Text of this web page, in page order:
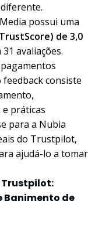
possui uma
de 3,0
avaliações.
consiste
práticas
para a Nubia
do Trustpilot,
ajudá-lo a tomar
Trustpilot:
Banimento de